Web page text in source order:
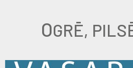
OGRĒ,